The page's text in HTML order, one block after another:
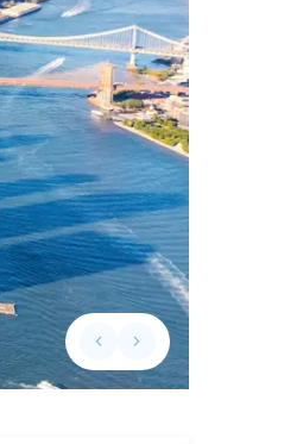
keyboard_arrow_leftPrevious slide
keyboard_arrow_rightNext slide